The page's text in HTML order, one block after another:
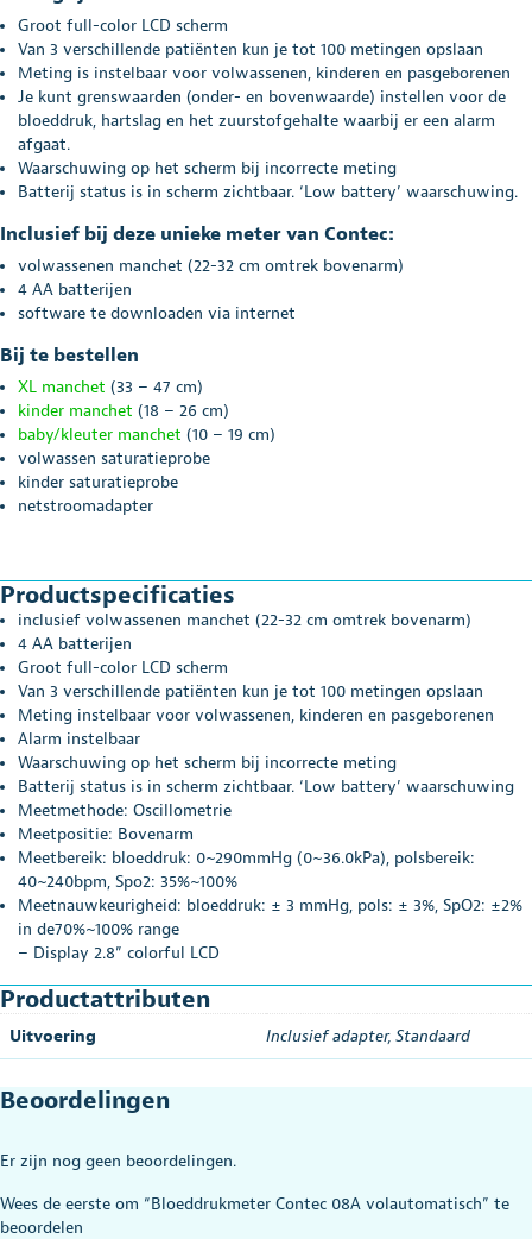
Groot full-color LCD scherm
Van 3 verschillende patiënten kun je tot 100 metingen opslaan
Meting is instelbaar voor volwassenen, kinderen en pasgeborenen
Je kunt grenswaarden (onder- en bovenwaarde) instellen voor de
bloeddruk, hartslag en het zuurstofgehalte waarbij er een alarm
afgaat.
Waarschuwing op het scherm bij incorrecte meting
Batterij status is in scherm zichtbaar. ‘Low battery’ waarschuwing.
Inclusief bij deze unieke meter van Contec:
volwassenen manchet (22-32 cm omtrek bovenarm)
4 AA batterijen
software te downloaden via internet
Bij te bestellen
XL manchet (33 – 47 cm)
kinder manchet (18 – 26 cm)
baby/kleuter manchet (10 – 19 cm)
volwassen saturatieprobe
kinder saturatieprobe
netstroomadapter
Productspecificaties
inclusief volwassenen manchet (22-32 cm omtrek bovenarm)
4 AA batterijen
Groot full-color LCD scherm
Van 3 verschillende patiënten kun je tot 100 metingen opslaan
Meting instelbaar voor volwassenen, kinderen en pasgeborenen
Alarm instelbaar
Waarschuwing op het scherm bij incorrecte meting
Batterij status is in scherm zichtbaar. ‘Low battery’ waarschuwing
Meetmethode: Oscillometrie
Meetpositie: Bovenarm
Meetbereik: bloeddruk: 0~290mmHg (0~36.0kPa), polsbereik:
40~240bpm, Spo2: 35%~100%
Meetnauwkeurigheid: bloeddruk: ± 3 mmHg, pols: ± 3%, SpO2: ±2%
in de70%~100% range
– Display 2.8” colorful LCD
Productattributen
Uitvoering Inclusief adapter, Standaard
Beoordelingen
Er zijn nog geen beoordelingen.
Wees de eerste om “Bloeddrukmeter Contec 08A volautomatisch” te
beoordelen